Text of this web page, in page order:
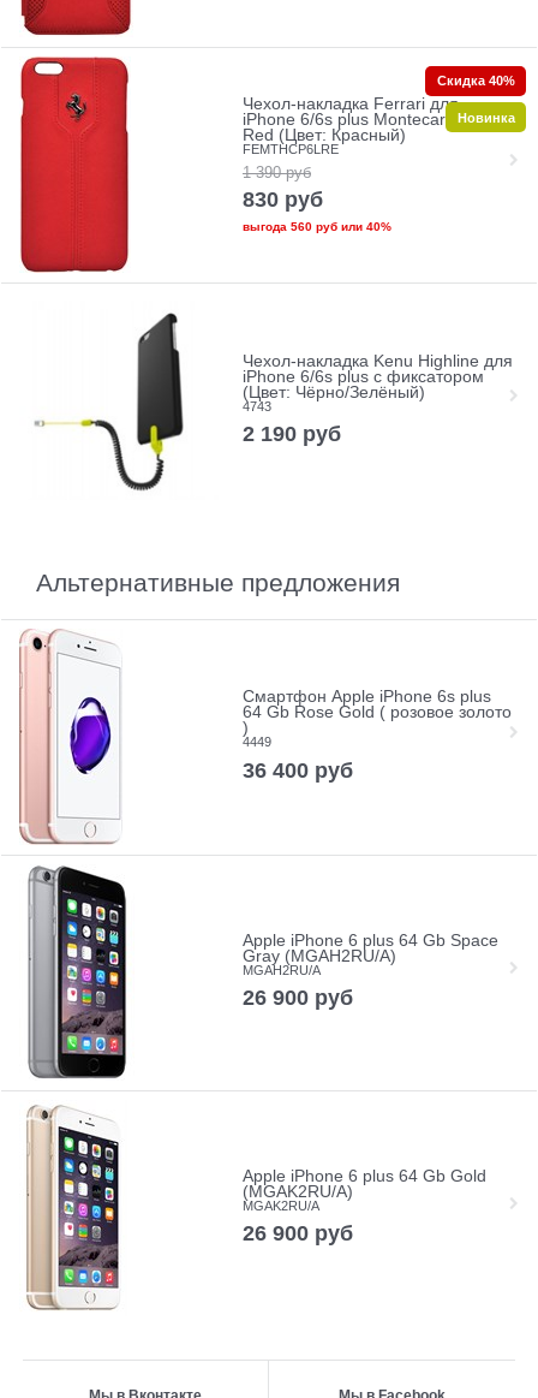
Чехол-накладка Ferrari для
iPhone 6/6s plus Montecarlo Hard
Red (Цвет: Красный)
FEMTHCP6LRE
1 390 руб
830 руб
выгода 560 рубили 40%
Скидка 40%
Новинка
Чехол-накладка Kenu Highline для
iPhone 6/6s plus с фиксатором
(Цвет: Чёрно/Зелёный)
4743
2 190 руб
Альтернативные предложения
Смартфон Apple iPhone 6s plus
64 Gb Rose Gold ( розовое золото
)
4449
36 400 руб
Apple iPhone 6 plus 64 Gb Space
Gray (MGAH2RU/A)
MGAH2RU/A
26 900 руб
Apple iPhone 6 plus 64 Gb Gold
(MGAK2RU/A)
MGAK2RU/A
26 900 руб